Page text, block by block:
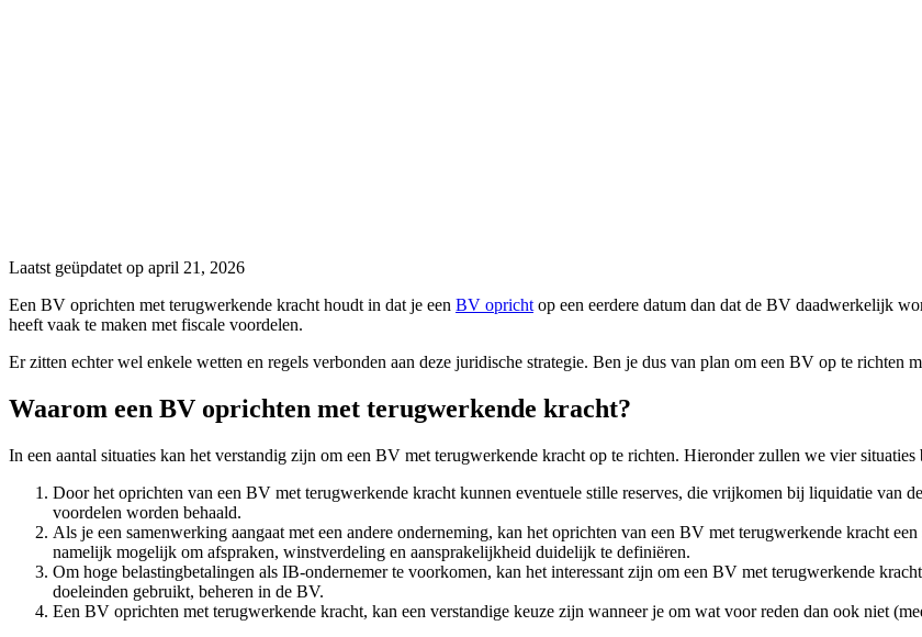
Laatst geüpdatet op april 21, 2026
Een BV oprichten met terugwerkende kracht houdt in dat je een BV opricht op een eerdere datum dan dat de BV daadwerkelijk
heeft vaak te maken met fiscale voordelen.
Er zitten echter wel enkele wetten en regels verbonden aan deze juridische strategie. Ben je dus van plan om een BV op te richten
Waarom een BV oprichten met terugwerkende kracht?
In een aantal situaties kan het verstandig zijn om een BV met terugwerkende kracht op te richten. Hieronder zullen we vier situaties
Door het oprichten van een BV met terugwerkende kracht kunnen eventuele stille reserves, die vrijkomen bij liquidatie van
voordelen worden behaald.
Als je een samenwerking aangaat met een andere onderneming, kan het oprichten van een BV met terugwerkende kracht
namelijk mogelijk om afspraken, winstverdeling en aansprakelijkheid duidelijk te definiëren.
Om hoge belastingbetalingen als IB-ondernemer te voorkomen, kan het interessant zijn om een BV met terugwerkende
doeleinden gebruikt, beheren in de BV.
Een BV oprichten met terugwerkende kracht, kan een verstandige keuze zijn wanneer je om wat voor reden dan ook niet